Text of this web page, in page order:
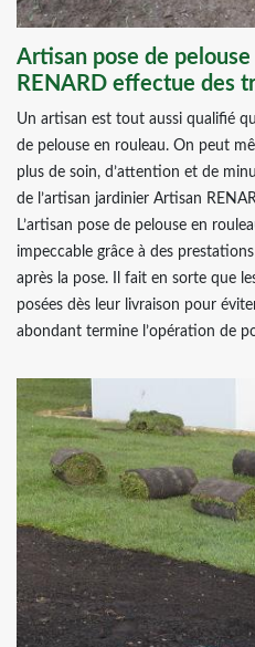
Artisan pose de
RENARD effectue des
Un artisan est tout aussi qualifié
de pelouse en rouleau. On peut
plus de soin, d’attention et de
de l’artisan jardinier Artisan
L’artisan pose de pelouse en
impeccable grâce à des
après la pose. Il fait en sorte que
posées dès leur livraison pour
abondant termine l’opération de